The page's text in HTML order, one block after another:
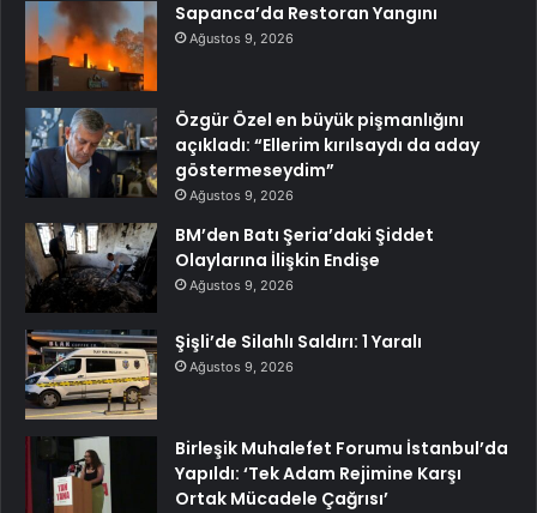
Sapanca’da Restoran Yangını
Ağustos 9, 2026
Özgür Özel en büyük pişmanlığını
açıkladı: “Ellerim kırılsaydı da aday
göstermeseydim”
Ağustos 9, 2026
BM’den Batı Şeria’daki Şiddet
Olaylarına İlişkin Endişe
Ağustos 9, 2026
Şişli’de Silahlı Saldırı: 1 Yaralı
Ağustos 9, 2026
Birleşik Muhalefet Forumu İstanbul’da
Yapıldı: ‘Tek Adam Rejimine Karşı
Ortak Mücadele Çağrısı’